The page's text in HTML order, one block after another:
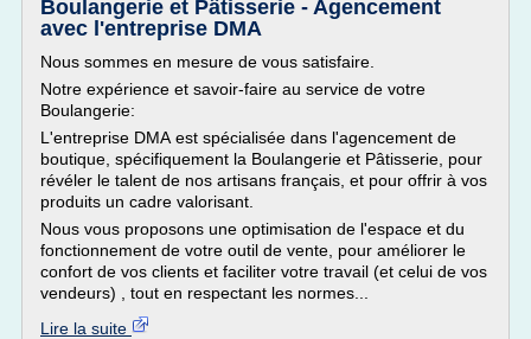
Boulangerie et Pâtisserie - Agencement
avec l'entreprise DMA
Nous sommes en mesure de vous satisfaire.
Notre expérience et savoir-faire au service de votre
Boulangerie:
L'entreprise DMA est spécialisée dans l'agencement de
boutique, spécifiquement la Boulangerie et Pâtisserie, pour
révéler le talent de nos artisans français, et pour offrir à vos
produits un cadre valorisant.
Nous vous proposons une optimisation de l'espace et du
fonctionnement de votre outil de vente, pour améliorer le
confort de vos clients et faciliter votre travail (et celui de vos
vendeurs) , tout en respectant les normes...
Lire la suite